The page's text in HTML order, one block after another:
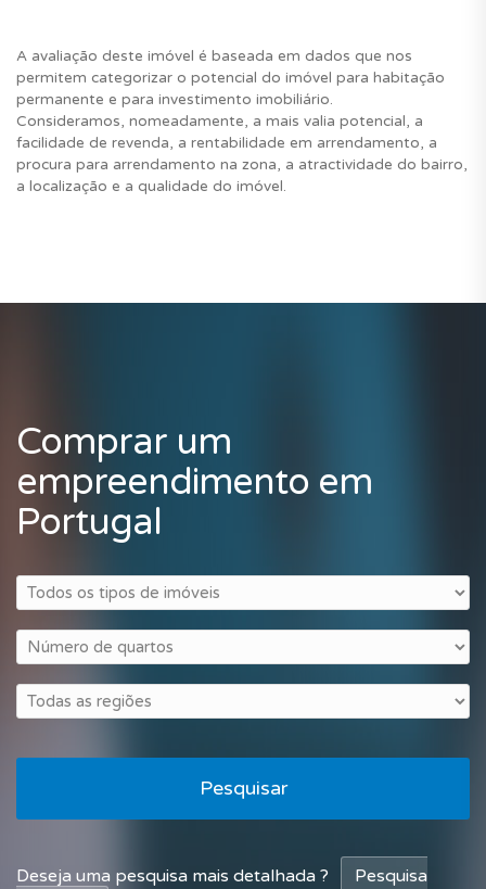
A avaliação deste imóvel é baseada em dados que nos
permitem categorizar o potencial do imóvel para habitação
permanente e para investimento imobiliário.
Consideramos, nomeadamente, a mais valia potencial, a
facilidade de revenda, a rentabilidade em arrendamento, a
procura para arrendamento na zona, a atractividade do bairro,
a localização e a qualidade do imóvel.
Comprar um
empreendimento em
Portugal
Pesquisar
Deseja uma pesquisa mais detalhada ?
Pesquisa